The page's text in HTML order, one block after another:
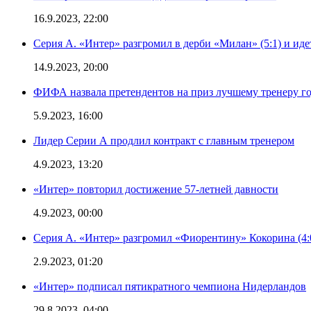
16.9.2023, 22:00
Серия А. «Интер» разгромил в дерби «Милан» (5:1) и
14.9.2023, 20:00
ФИФА назвала претендентов на приз лучшему тренеру
5.9.2023, 16:00
Лидер Серии А продлил контракт с главным тренером
4.9.2023, 13:20
«Интер» повторил достижение 57-летней давности
4.9.2023, 00:00
Серия А. «Интер» разгромил «Фиорентину» Кокорина
2.9.2023, 01:20
«Интер» подписал пятикратного чемпиона Нидерландов